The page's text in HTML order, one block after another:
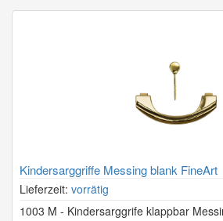
Kindersarggriffe Messing blank FineArt
Lieferzeit: vorrätig
1003 M - Kindersarggrife klappbar